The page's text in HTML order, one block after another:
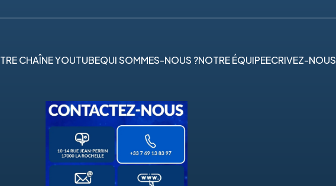
CHAÎNE YOUTUBEQUI SOMMES-NOUS ?NOTRE ÉQUIPEECRIVEZ-NOUS